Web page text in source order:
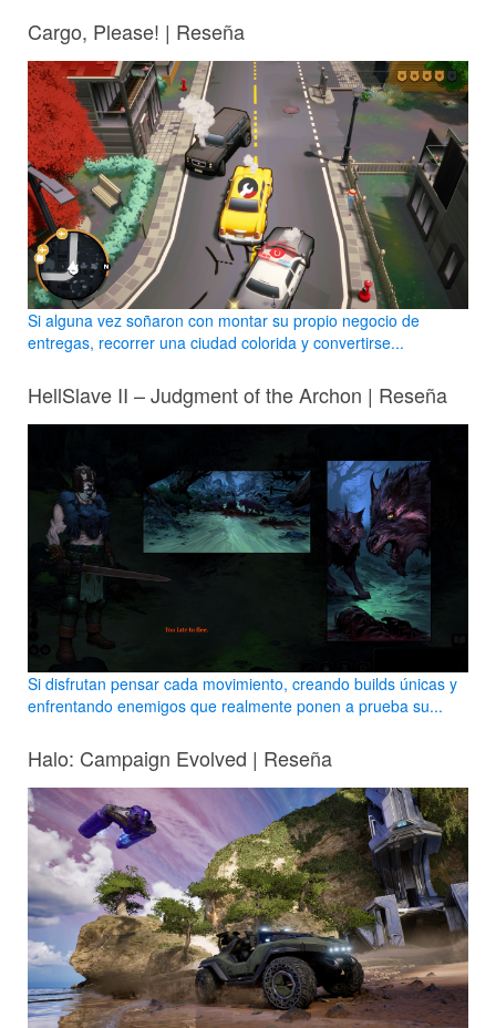
Cargo, Please! | Reseña
Si alguna vez soñaron con montar su propio negocio de
entregas, recorrer una ciudad colorida y convertirse...
HellSlave II – Judgment of the Archon | Reseña
Si disfrutan pensar cada movimiento, creando builds únicas y
enfrentando enemigos que realmente ponen a prueba su...
Halo: Campaign Evolved | Reseña